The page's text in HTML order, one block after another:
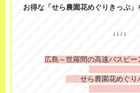
お得な「せら農園花めぐりきっぷ」
↓↓↓↓
広島～世羅間の高速バスピー
せら農園花めぐり